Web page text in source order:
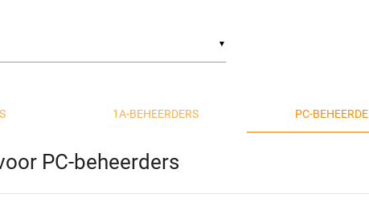
▼
1A-BEHEERDERS PC-
PC-beheerders